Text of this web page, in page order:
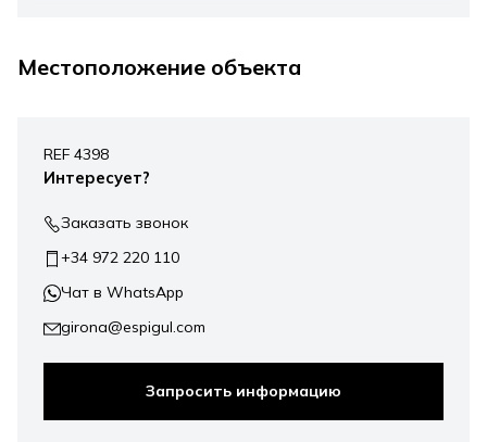
Местоположение объекта
−
REF 4398
Интересует?
Заказать звонок
+34 972 220 110
Чат в WhatsApp
girona@espigul.com
Запросить информацию